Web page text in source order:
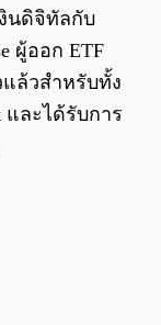
นดิจิทัลกับ
ผู้ออก ETF
แล้วสำหรับทั้ง
และได้รับการ